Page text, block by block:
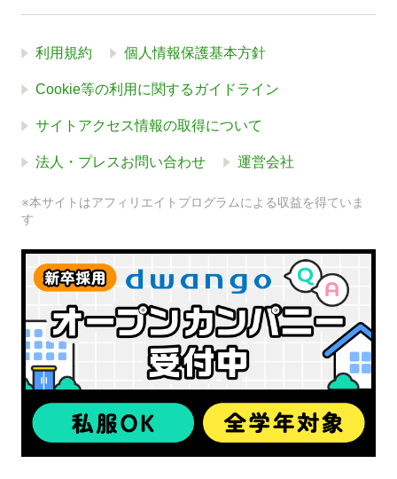
利用規約 個人情報保護基本方針
Cookie等の利用に関するガイドライン
サイトアクセス情報の取得について
法人・プレスお問い合わせ 運営会社
※本サイトはアフィリエイトプログラムによる収益を得ていま
す